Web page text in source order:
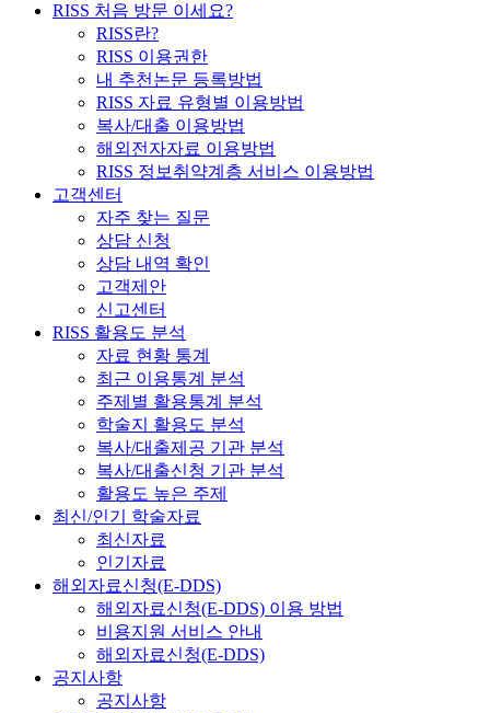
RISS 처음 방문 이세요?
RISS란?
RISS 이용권한
내 추천논문 등록방법
RISS 자료 유형별 이용방법
복사/대출 이용방법
해외전자자료 이용방법
RISS 정보취약계층 서비스 이용방법
고객센터
자주 찾는 질문
상담 신청
상담 내역 확인
고객제안
신고센터
RISS 활용도 분석
자료 현황 통계
최근 이용통계 분석
주제별 활용통계 분석
학술지 활용도 분석
복사/대출제공 기관 분석
복사/대출신청 기관 분석
활용도 높은 주제
최신/인기 학술자료
최신자료
인기자료
해외자료신청(E-DDS)
해외자료신청(E-DDS) 이용 방법
비용지원 서비스 안내
해외자료신청(E-DDS)
공지사항
공지사항